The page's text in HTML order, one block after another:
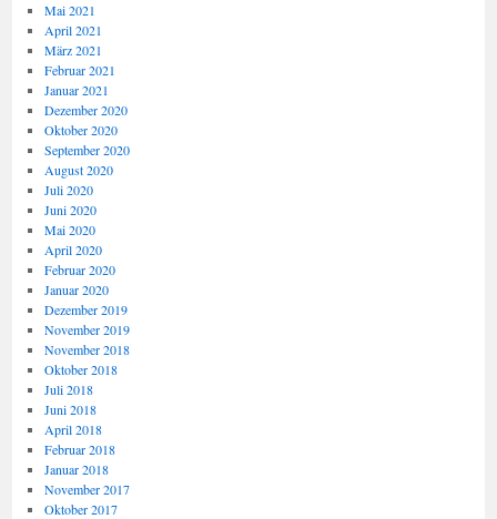
Mai 2021
April 2021
März 2021
Februar 2021
Januar 2021
Dezember 2020
Oktober 2020
September 2020
August 2020
Juli 2020
Juni 2020
Mai 2020
April 2020
Februar 2020
Januar 2020
Dezember 2019
November 2019
November 2018
Oktober 2018
Juli 2018
Juni 2018
April 2018
Februar 2018
Januar 2018
November 2017
Oktober 2017